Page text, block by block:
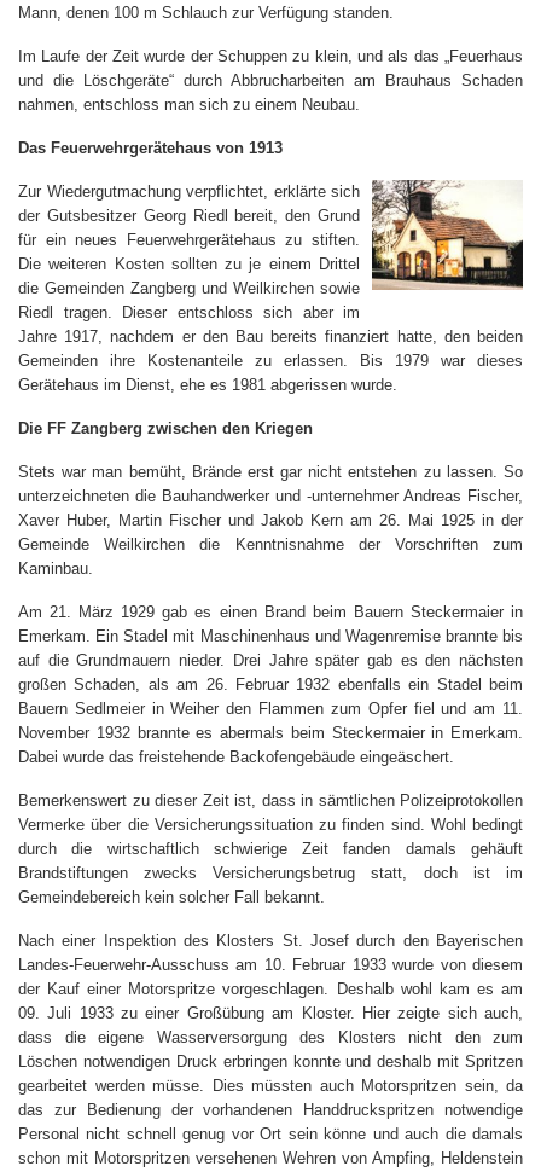
Mann, denen 100 m Schlauch zur Verfügung standen.
Im Laufe der Zeit wurde der Schuppen zu klein, und als das „Feuerhaus
und die Löschgeräte“ durch Abbrucharbeiten am Brauhaus Schaden
nahmen, entschloss man sich zu einem Neubau.
Das Feuerwehrgerätehaus von 1913
Zur Wiedergutmachung verpflichtet, erklärte sich
der Gutsbesitzer Georg Riedl bereit, den Grund
für ein neues Feuerwehrgerätehaus zu stiften.
Die weiteren Kosten sollten zu je einem Drittel
die Gemeinden Zangberg und Weilkirchen sowie
Riedl tragen. Dieser entschloss sich aber im
Jahre 1917, nachdem er den Bau bereits finanziert hatte, den beiden
Gemeinden ihre Kostenanteile zu erlassen. Bis 1979 war dieses
Gerätehaus im Dienst, ehe es 1981 abgerissen wurde.
Die FF Zangberg zwischen den Kriegen
Stets war man bemüht, Brände erst gar nicht entstehen zu lassen. So
unterzeichneten die Bauhandwerker und -unternehmer Andreas Fischer,
Xaver Huber, Martin Fischer und Jakob Kern am 26. Mai 1925 in der
Gemeinde Weilkirchen die Kenntnisnahme der Vorschriften zum
Kaminbau.
Am 21. März 1929 gab es einen Brand beim Bauern Steckermaier in
Emerkam. Ein Stadel mit Maschinenhaus und Wagenremise brannte bis
auf die Grundmauern nieder. Drei Jahre später gab es den nächsten
großen Schaden, als am 26. Februar 1932 ebenfalls ein Stadel beim
Bauern Sedlmeier in Weiher den Flammen zum Opfer fiel und am 11.
November 1932 brannte es abermals beim Steckermaier in Emerkam.
Dabei wurde das freistehende Backofengebäude eingeäschert.
Bemerkenswert zu dieser Zeit ist, dass in sämtlichen Polizeiprotokollen
Vermerke über die Versicherungssituation zu finden sind. Wohl bedingt
durch die wirtschaftlich schwierige Zeit fanden damals gehäuft
Brandstiftungen zwecks Versicherungsbetrug statt, doch ist im
Gemeindebereich kein solcher Fall bekannt.
Nach einer Inspektion des Klosters St. Josef durch den Bayerischen
Landes-Feuerwehr-Ausschuss am 10. Februar 1933 wurde von diesem
der Kauf einer Motorspritze vorgeschlagen. Deshalb wohl kam es am
09. Juli 1933 zu einer Großübung am Kloster. Hier zeigte sich auch,
dass die eigene Wasserversorgung des Klosters nicht den zum
Löschen notwendigen Druck erbringen konnte und deshalb mit Spritzen
gearbeitet werden müsse. Dies müssten auch Motorspritzen sein, da
das zur Bedienung der vorhandenen Handdruckspritzen notwendige
Personal nicht schnell genug vor Ort sein könne und auch die damals
schon mit Motorspritzen versehenen Wehren von Ampfing, Heldenstein